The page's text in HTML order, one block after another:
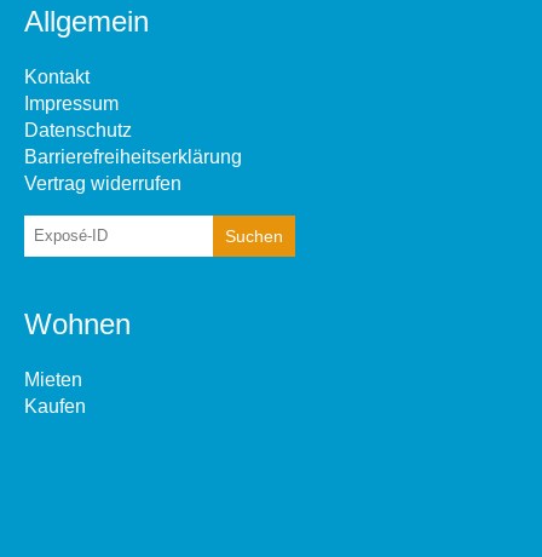
Allgemein
Kontakt
Impressum
Datenschutz
Barrierefreiheitserklärung
Vertrag widerrufen
Wohnen
Mieten
Kaufen